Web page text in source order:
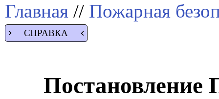
Главная // Пожарная
СПРАВКА
Постановление